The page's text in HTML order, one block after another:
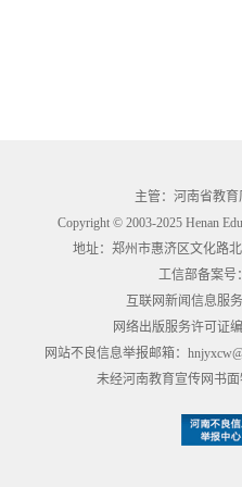
主管：河南省教
Copyright © 2003-2025 Henan
地址：郑州市惠济区文化路
工信部备案号：
互联网新闻信息服
网络出版服务许可证
网站不良信息举报邮箱：
未经河南教育宣传网书